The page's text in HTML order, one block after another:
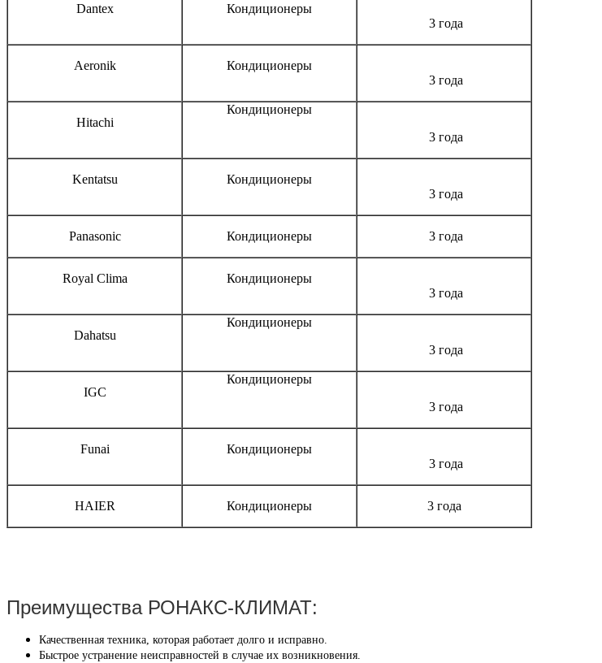
Dantex
Кондиционеры
3 года
Aeronik
Кондиционеры
3 года
Hitachi
Кондиционеры
3 года
Kentatsu
Кондиционеры
3 года
Panasonic Кондиционеры 3 года
Royal Clima
Кондиционеры
3 года
Dahatsu
Кондиционеры
3 года
IGC
Кондиционеры
3 года
Funai
Кондиционеры
3 года
HAIER Кондиционеры 3 года
Преимущества РОНАКС-КЛИМАТ:
Качественная техника, которая работает долго и исправно.
Быстрое устранение неисправностей в случае их возникновения.